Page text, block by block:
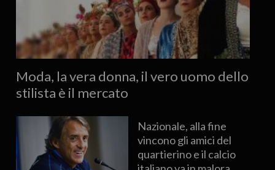
Moda, la vera donna, il vero uomo dello
stilista è il mercato
Nazionale, alla fine
vincono gli amici del
quartierino e il calcio